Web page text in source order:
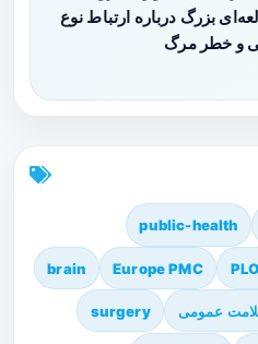
بزرگ درباره ارتباط نوع
و خطر مرگ
public-health
Europe PMC
brain
عمومی surgery